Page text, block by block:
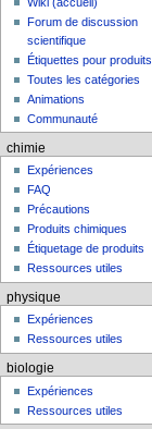
Forum de discussion
scientifique
Étiquettes pour produits
Toutes les catégories
Animations
Communauté
chimie
Expériences
FAQ
Précautions
Produits chimiques
Étiquetage de produits
Ressources utiles
physique
Expériences
Ressources utiles
biologie
Expériences
Ressources utiles